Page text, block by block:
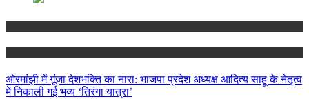
ओरमांझी में गूंजा देशभक्ति का नारा: भाजपा प्रदेश अध्यक्ष आदित्य साहू के नेतृत्व
में निकाली गई भव्य ‘तिरंगा यात्रा’